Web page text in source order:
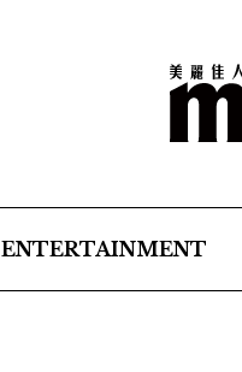
ENTERTAINMENT